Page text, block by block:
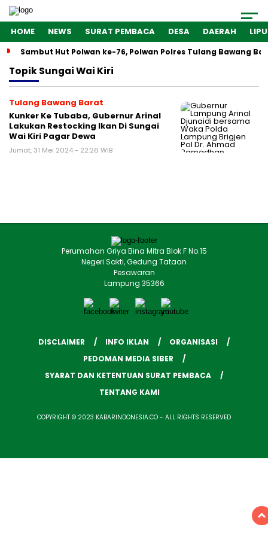
HOME NEWS SURAT PEMBACA DESA DAERAH
Sambut Hut Polwan ke-76, Polwan Polres Tulang Bawang
TopikSungai Wai Kiri
Tulang Bawang Barat
Kunker Ke Tubaba, Gubernur Arinal
Lakukan Restocking Ikan Di Sungai
Wai Kiri Pagar Dewa
Jumat, 31 Mei 2024 - 22:26 WIB
Perumahan Griya Bina Mitra Blok F No.15
Negeri Sakti, Gedung Tataan
Pesawaran
Lampung 35366
DISCLAIMER INFO IKLAN
ORGANISASI
PEDOMAN MEDIA SIBER
SYARAT DAN KETENTUAN SURAT PEMBACA
TENTANG KAMI
COPYRIGHT © 2023 KABARINDONESIA.CO - ALL RIGHTS RESERVED